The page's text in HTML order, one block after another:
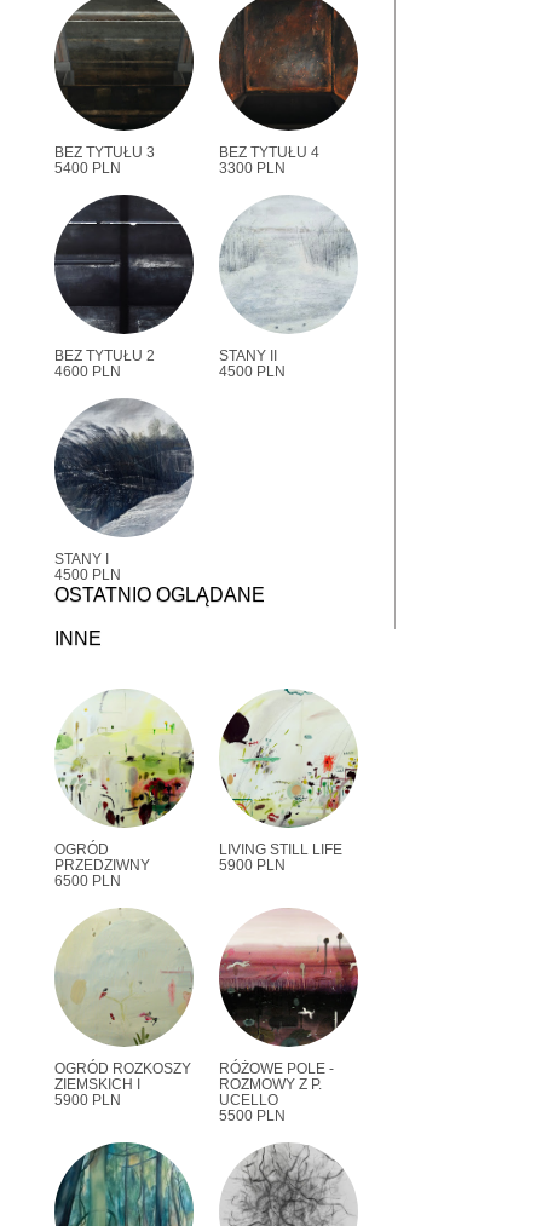
BEZ TYTUŁU 3
5400 PLN
BEZ TYTUŁU 4
3300 PLN
BEZ TYTUŁU 2
4600 PLN
STANY II
4500 PLN
STANY I
4500 PLN
OSTATNIO OGLĄDANE
INNE
OGRÓD
PRZEDZIWNY
6500 PLN
LIVING STILL LIFE
5900 PLN
OGRÓD ROZKOSZY
ZIEMSKICH I
5900 PLN
RÓŻOWE POLE -
ROZMOWY Z P.
UCELLO
5500 PLN